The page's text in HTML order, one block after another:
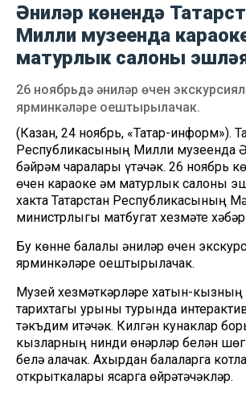
Әниләр көнендә
Милли музеенда
матурлык салоны
26 ноябрьдә әниләр өчен
ярминкәләре оештырылачак.
(Казан, 24 ноябрь, «Татар-информ»).
Республикасының Милли музеенда
бәйрәм чаралары үтәчәк. 26 ноябрь
өчен караоке һәм матурлык салоны
хакта Татарстан Республикасының
министрлыгы матбугат хезмәте хәбәр
Бу көнне балалы әниләр өчен
ярминкәләре оештырылачак.
Музей хезмәткәрләре хатын-
тарихтагы урыны турында
тәкъдим итәчәк. Килгән кунаклар
кызларның нинди һөнәрләр белән
белә алачак. Ахырдан балаларга
открыткалары ясарга өйрәтәчәкләр.